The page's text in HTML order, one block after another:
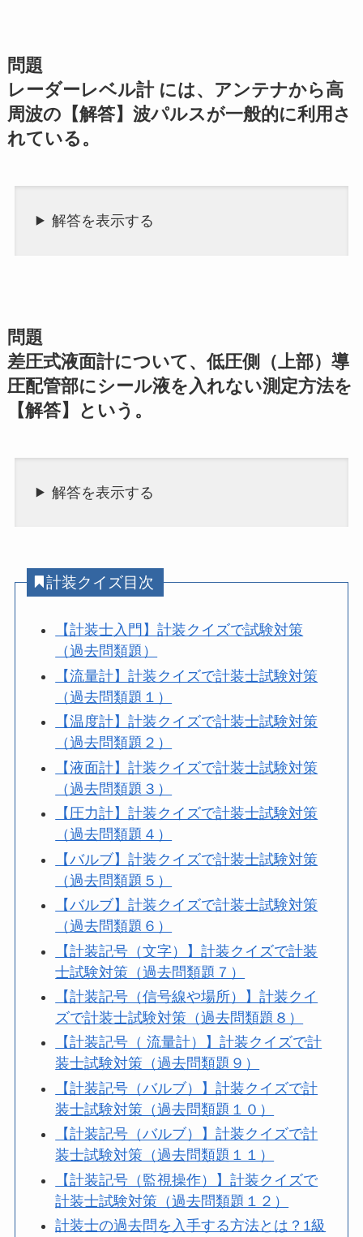
問題
レーダーレベル計 には、アンテナから高
周波の【解答】波パルスが一般的に利用さ
れている。
解答を表示する
問題
差圧式液面計について、低圧側（上部）導
圧配管部にシール液を入れない測定方法を
【解答】という。
解答を表示する
計装クイズ目次
【計装士入門】計装クイズで試験対策
（過去問類題）
【流量計】計装クイズで計装士試験対策
（過去問類題１）
【温度計】計装クイズで計装士試験対策
（過去問類題２）
【液面計】計装クイズで計装士試験対策
（過去問類題３）
【圧力計】計装クイズで計装士試験対策
（過去問類題４）
【バルブ】計装クイズで計装士試験対策
（過去問類題５）
【バルブ】計装クイズで計装士試験対策
（過去問類題６）
【計装記号（文字）】計装クイズで計装
士試験対策（過去問類題７）
【計装記号（信号線や場所）】計装クイ
ズで計装士試験対策（過去問類題８）
【計装記号（ 流量計）】計装クイズで計
装士試験対策（過去問類題９）
【計装記号（バルブ）】計装クイズで計
装士試験対策（過去問類題１０）
【計装記号（バルブ）】計装クイズで計
装士試験対策（過去問類題１１）
【計装記号（監視操作）】計装クイズで
計装士試験対策（過去問類題１２）
計装士の過去問を入手する方法とは？1級